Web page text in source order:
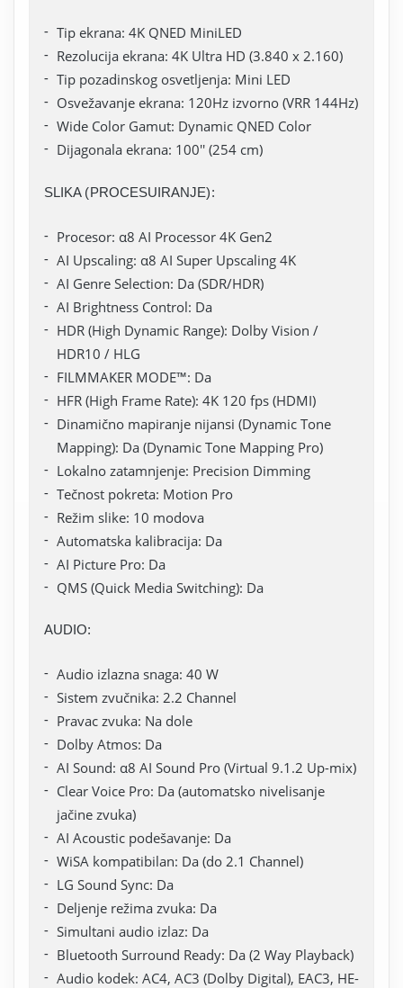
Tip ekrana: 4K QNED MiniLED
Rezolucija ekrana: 4K Ultra HD (3.840 x 2.160)
Tip pozadinskog osvetljenja: Mini LED
Osvežavanje ekrana: 120Hz izvorno (VRR 144Hz)
Wide Color Gamut: Dynamic QNED Color
Dijagonala ekrana: 100'' (254 cm)
SLIKA (PROCESUIRANJE):
Procesor: α8 AI Processor 4K Gen2
AI Upscaling: α8 AI Super Upscaling 4K
AI Genre Selection: Da (SDR/HDR)
AI Brightness Control: Da
HDR (High Dynamic Range): Dolby Vision /
HDR10 / HLG
FILMMAKER MODE™: Da
HFR (High Frame Rate): 4K 120 fps (HDMI)
Dinamično mapiranje nijansi (Dynamic Tone
Mapping): Da (Dynamic Tone Mapping Pro)
Lokalno zatamnjenje: Precision Dimming
Tečnost pokreta: Motion Pro
Režim slike: 10 modova
Automatska kalibracija: Da
AI Picture Pro: Da
QMS (Quick Media Switching): Da
AUDIO:
Audio izlazna snaga: 40 W
Sistem zvučnika: 2.2 Channel
Pravac zvuka: Na dole
Dolby Atmos: Da
AI Sound: α8 AI Sound Pro (Virtual 9.1.2 Up-mix)
Clear Voice Pro: Da (automatsko nivelisanje
jačine zvuka)
AI Acoustic podešavanje: Da
WiSA kompatibilan: Da (do 2.1 Channel)
LG Sound Sync: Da
Deljenje režima zvuka: Da
Simultani audio izlaz: Da
Bluetooth Surround Ready: Da (2 Way Playback)
Audio kodek: AC4, AC3 (Dolby Digital), EAC3, HE-